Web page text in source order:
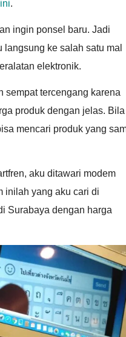
.
ingin ponsel baru. Jadi
ke salah satu mal
elektronik.
sempat tercengang karena
produk dengan jelas. Bila
mencari produk yang
aku ditawari modem
inilah yang aku cari di
Surabaya dengan harga